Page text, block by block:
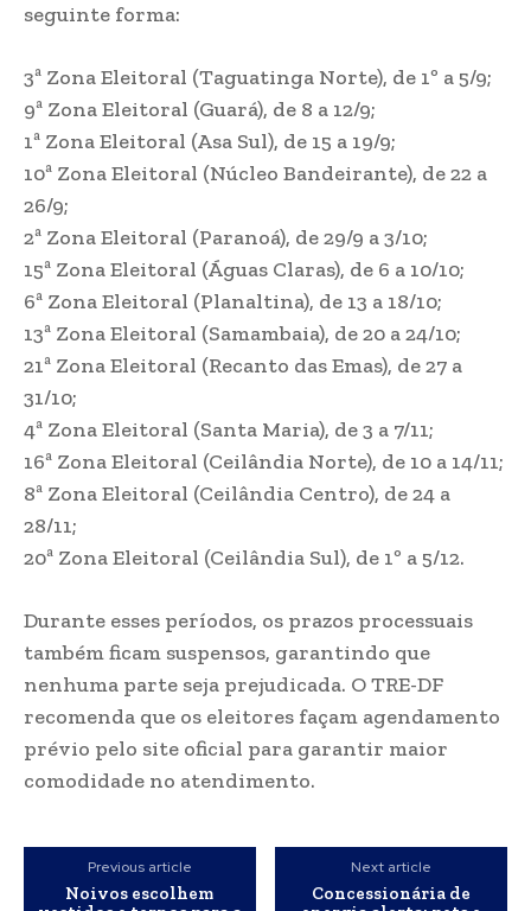
seguinte forma:
3ª Zona Eleitoral (Taguatinga Norte), de 1º a 5/9;
9ª Zona Eleitoral (Guará), de 8 a 12/9;
1ª Zona Eleitoral (Asa Sul), de 15 a 19/9;
10ª Zona Eleitoral (Núcleo Bandeirante), de 22 a
26/9;
2ª Zona Eleitoral (Paranoá), de 29/9 a 3/10;
15ª Zona Eleitoral (Águas Claras), de 6 a 10/10;
6ª Zona Eleitoral (Planaltina), de 13 a 18/10;
13ª Zona Eleitoral (Samambaia), de 20 a 24/10;
21ª Zona Eleitoral (Recanto das Emas), de 27 a
31/10;
4ª Zona Eleitoral (Santa Maria), de 3 a 7/11;
16ª Zona Eleitoral (Ceilândia Norte), de 10 a 14/11;
8ª Zona Eleitoral (Ceilândia Centro), de 24 a
28/11;
20ª Zona Eleitoral (Ceilândia Sul), de 1º a 5/12.
Durante esses períodos, os prazos processuais
também ficam suspensos, garantindo que
nenhuma parte seja prejudicada. O TRE-DF
recomenda que os eleitores façam agendamento
prévio pelo site oficial para garantir maior
comodidade no atendimento.
Previous article
Noivos escolhem
Next article
Concessionária de